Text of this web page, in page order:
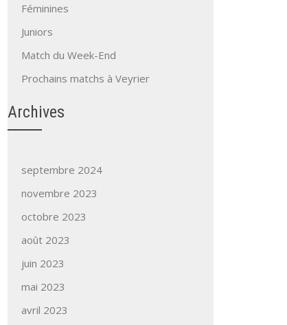
Féminines
Juniors
Match du Week-End
Prochains matchs à Veyrier
Archives
septembre 2024
novembre 2023
octobre 2023
août 2023
juin 2023
mai 2023
avril 2023